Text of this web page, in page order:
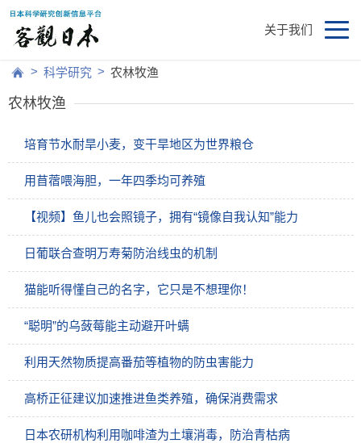
关于我们
> 科学研究 > 农林牧渔
农林牧渔
培育节水耐旱小麦，变干旱地区为世界粮仓
用苜蓿喂海胆，一年四季均可养殖
【视频】鱼儿也会照镜子，拥有“镜像自我认知”能力
日葡联合查明万寿菊防治线虫的机制
猫能听得懂自己的名字，它只是不想理你！
“聪明”的乌蔹莓能主动避开叶螨
利用天然物质提高番茄等植物的防虫害能力
高桥正征建议加速推进鱼类养殖，确保消费需求
日本农研机构利用咖啡渣为土壤消毒，防治青枯病